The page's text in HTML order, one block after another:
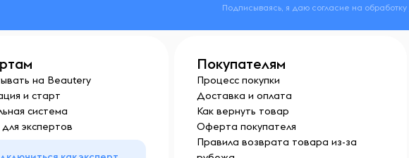
Подписываясь, я даю согласие на обработку
на Beautery
и старт
система
экспертов
Покупателям
Процесс покупки
Доставка и оплата
Как вернуть товар
Оферта покупателя
Правила возврата товара из-за